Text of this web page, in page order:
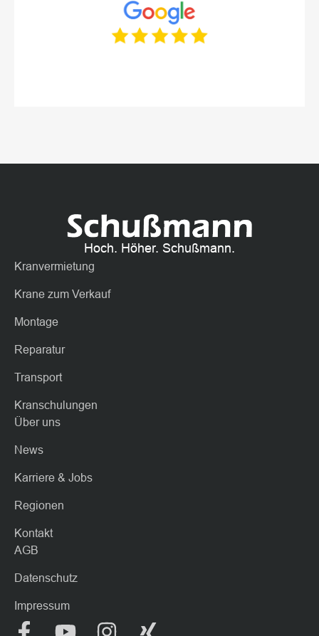
Hoch. Höher. Schußmann.
Kranvermietung
Krane zum Verkauf
Montage
Reparatur
Transport
Kranschulungen
Über uns
News
Karriere & Jobs
Regionen
Kontakt
AGB
Datenschutz
Impressum